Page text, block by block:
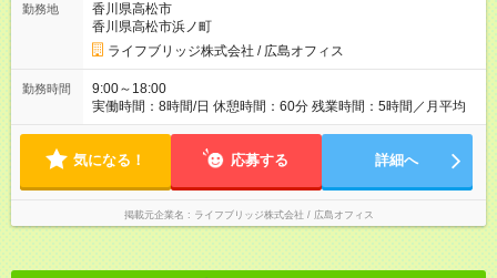
勤務地
香川県高松市
香川県高松市浜ノ町
ライフブリッジ株式会社 / 広島オフィス
勤務時間
9:00～18:00
実働時間：8時間/日 休憩時間：60分 残業時間：5時間／月平均
気になる！ 応募する 詳細へ
掲載元企業名 ライフブリッジ株式会社 / 広島オフィス